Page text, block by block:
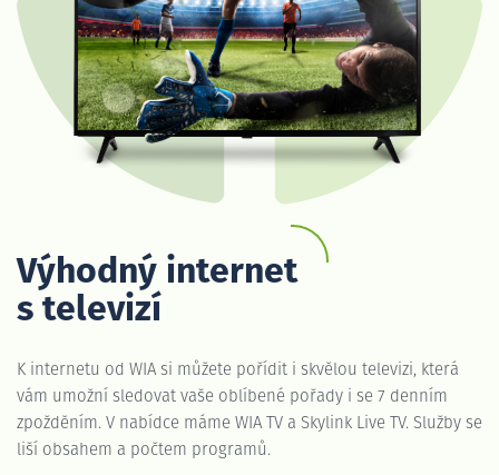
Výhodný internet
s televizí
K internetu od WIA si můžete pořídit i skvělou televizi, která
vám umožní sledovat vaše oblíbené pořady i se 7 denním
zpožděním. V nabídce máme WIA TV a Skylink Live TV. Služby se
liší obsahem a počtem programů.